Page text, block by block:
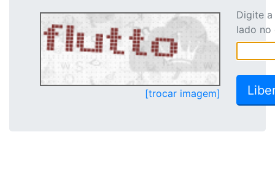
[trocar imagem]
Digite
lado no